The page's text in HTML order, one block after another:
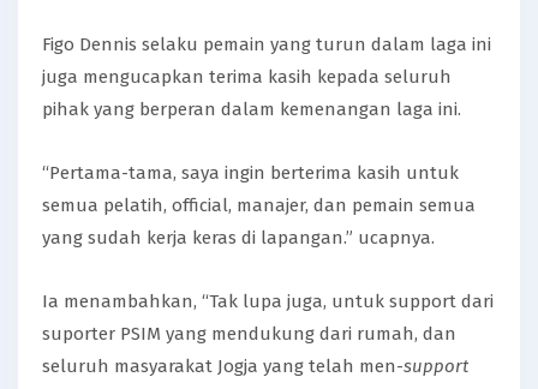
Figo Dennis selaku pemain yang turun dalam laga ini
juga mengucapkan terima kasih kepada seluruh
pihak yang berperan dalam kemenangan laga ini.
“Pertama-tama, saya ingin berterima kasih untuk
semua pelatih, official, manajer, dan pemain semua
yang sudah kerja keras di lapangan.” ucapnya.
Ia menambahkan, “Tak lupa juga, untuk support dari
suporter PSIM yang mendukung dari rumah, dan
seluruh masyarakat Jogja yang telah men-support